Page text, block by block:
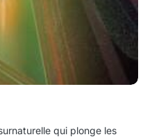
qui plonge les